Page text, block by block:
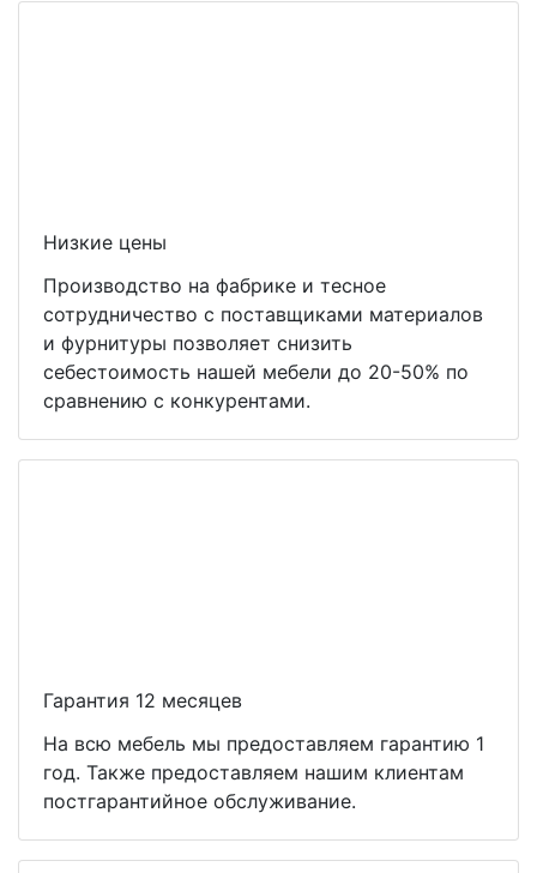
Низкие цены
Производство на фабрике и тесное
сотрудничество с поставщиками материалов
и фурнитуры позволяет снизить
себестоимость нашей мебели до 20-50% по
сравнению с конкурентами.
Гарантия 12 месяцев
На всю мебель мы предоставляем гарантию 1
год. Также предоставляем нашим клиентам
постгарантийное обслуживание.